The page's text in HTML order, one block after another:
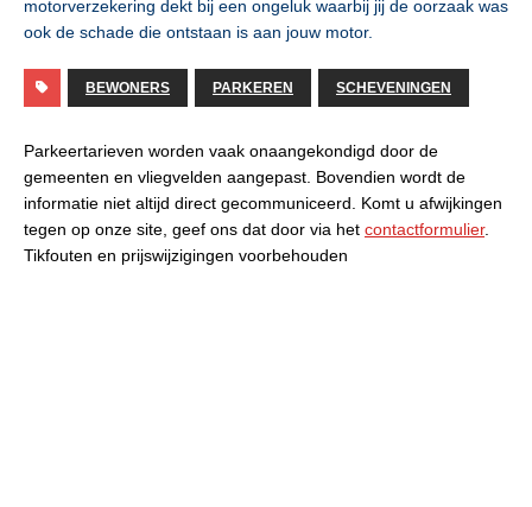
motorverzekering dekt bij een ongeluk waarbij jij de oorzaak was
ook de schade die ontstaan is aan jouw motor.
BEWONERS PARKEREN SCHEVENINGEN
Parkeertarieven worden vaak onaangekondigd door de
gemeenten en vliegvelden aangepast. Bovendien wordt de
informatie niet altijd direct gecommuniceerd. Komt u afwijkingen
tegen op onze site, geef ons dat door via het contactformulier.
Tikfouten en prijswijzigingen voorbehouden